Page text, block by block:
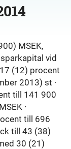
MSEK,
vid
(12) procent
2013) st ·
till 141 900
·
till 696
till 43 (38)
30 (21)